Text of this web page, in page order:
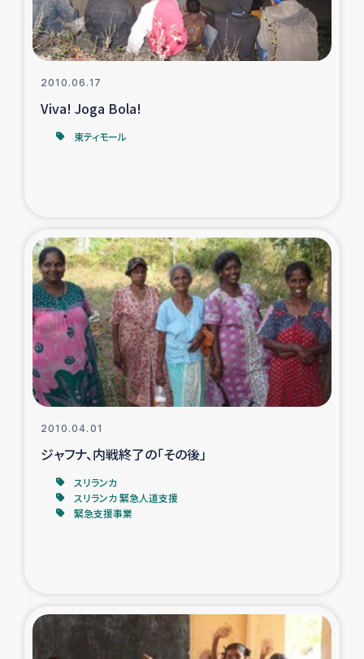
レバノンでのシリア難民への食糧・越冬支援
レバノンにおける緊急支援
レバノンでのシリア難民への教育支援事業
神原ゼミxパルシック
石巻市街地在宅被災者支援
復興応援隊の活動
仮設住宅生活支援・農業復興支援
漁業復興支援
インターン・ボランティア日誌
経済自立支援事業
ガザ地区における羊の畜産支援
2010.06.17
Viva! Joga Bola!
東ティモール
2010.04.01
ジャフナ、内戦終了の「その後」
スリランカ
スリランカ 緊急人道支援
緊急支援事業